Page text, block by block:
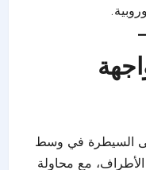
السيطرة في وسط
مع محاولة